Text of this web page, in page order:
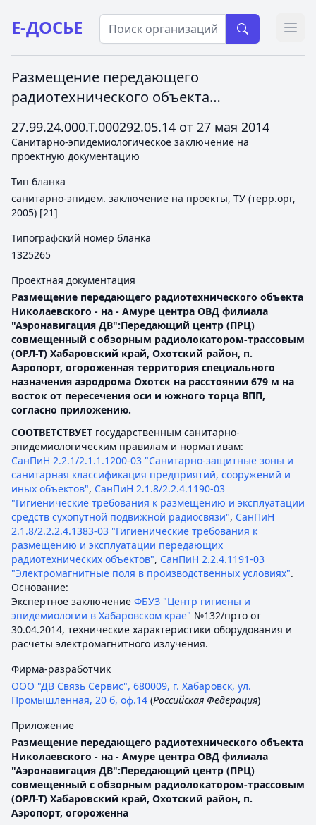
Е-ДОСЬЕ
Размещение передающего
радиотехнического объекта
филиала "Аэронавигация
ДВ":Передающий центр (ПРЦ)
совмещенный с обзорным
радиолокатором-трассовым (ОРЛ-Т)
Хабаровский край, Охотский район, п.
Аэропорт, огороженная территория
специального назначения аэродрома
Охотск на расстоянии 679 м на восток от
пересечения оси и южного торца ВПП,
согласно приложению.
27.99.24.000.Т.000292.05.14 от 27 мая 2014
Санитарно-эпидемиологическое заключение на
проектную документацию
Тип бланка
санитарно-эпидем. заключение на проекты, ТУ (терр.орг,
2005) [21]
Типографский номер бланка
1325265
Проектная документация
Размещение передающего радиотехнического объекта
Николаевского - на - Амуре центра ОВД филиала
"Аэронавигация ДВ":Передающий центр (ПРЦ)
совмещенный с обзорным радиолокатором-трассовым
(ОРЛ-Т) Хабаровский край, Охотский район, п.
Аэропорт, огороженная территория специального
назначения аэродрома Охотск на расстоянии 679 м на
восток от пересечения оси и южного торца ВПП,
согласно приложению.
СООТВЕТСТВУЕТ государственным санитарно-
эпидемиологическим правилам и нормативам:
СанПиН 2.2.1/2.1.1.1200-03 "Санитарно-защитные зоны и
санитарная классификация предприятий, сооружений и
иных объектов", СанПиН 2.1.8/2.2.4.1190-03
"Гигиенические требования к размещению и эксплуатации
средств сухопутной подвижной радиосвязи", СанПиН
2.1.8/2.2.2.4.1383-03 "Гигиенические требования к
размещению и эксплуатации передающих
радиотехнических объектов", СанПиН 2.2.4.1191-03
"Электромагнитные поля в производственных условиях".
Основание:
Экспертное заключение ФБУЗ "Центр гигиены и
эпидемиологии в Хабаровском крае" №132/прто от
30.04.2014, технические характеристики оборудования и
расчеты электромагнитного излучения.
Фирма-разработчик
ООО "ДВ Связь Сервис", 680009, г. Хабаровск, ул.
Промышленная, 20 б, оф.14 (Российская Федерация)
Приложение
Размещение передающего радиотехнического объекта
Николаевского - на - Амуре центра ОВД филиала
"Аэронавигация ДВ":Передающий центр (ПРЦ)
совмещенный с обзорным радиолокатором-трассовым
(ОРЛ-Т) Хабаровский край, Охотский район, п.
Аэропорт, огороженна